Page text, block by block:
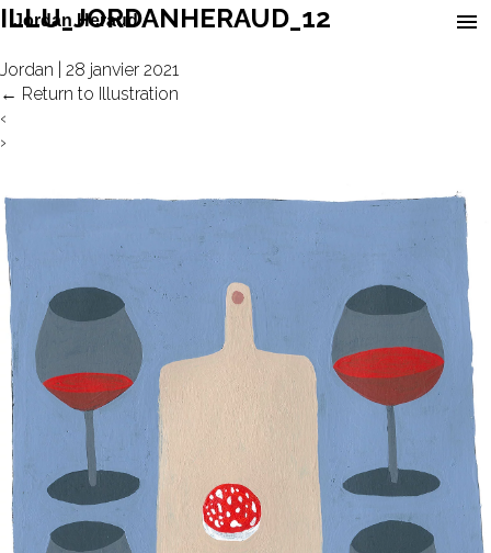
ILLU_JORDANHERAUD_12
Jordan
28 janvier 2021
← Return to Illustration
‹
›